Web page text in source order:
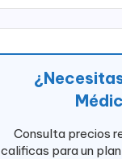
Consulta precios
calificas para un